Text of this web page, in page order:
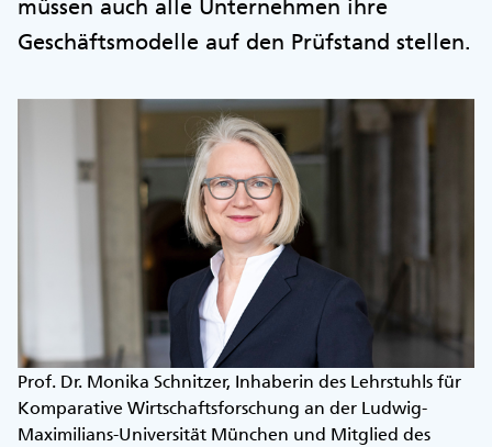
müssen auch alle Unternehmen ihre
Geschäftsmodelle auf den Prüfstand stellen.
Prof. Dr. Monika Schnitzer, Inhaberin des Lehrstuhls für
Komparative Wirtschaftsforschung an der Ludwig-
Maximilians-Universität München und Mitglied des